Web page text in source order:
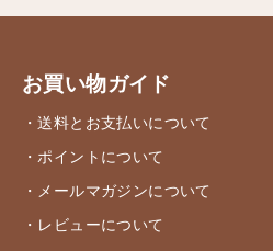
お買い物ガイド
・送料とお支払いについて
・ポイントについて
・メールマガジンについて
・レビューについて